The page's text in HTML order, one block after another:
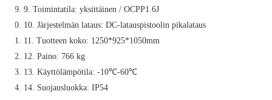
9. Toimintatila: yksittäinen / OCPP1.6J
10. Järjestelmän lataus: DC-latauspistoolin pikalataus
11. Tuotteen koko: 1250*925*1050mm
12. Paino: 766 kg
13. Käyttölämpötila: -10℃-60℃
14. Suojausluokka: IP54